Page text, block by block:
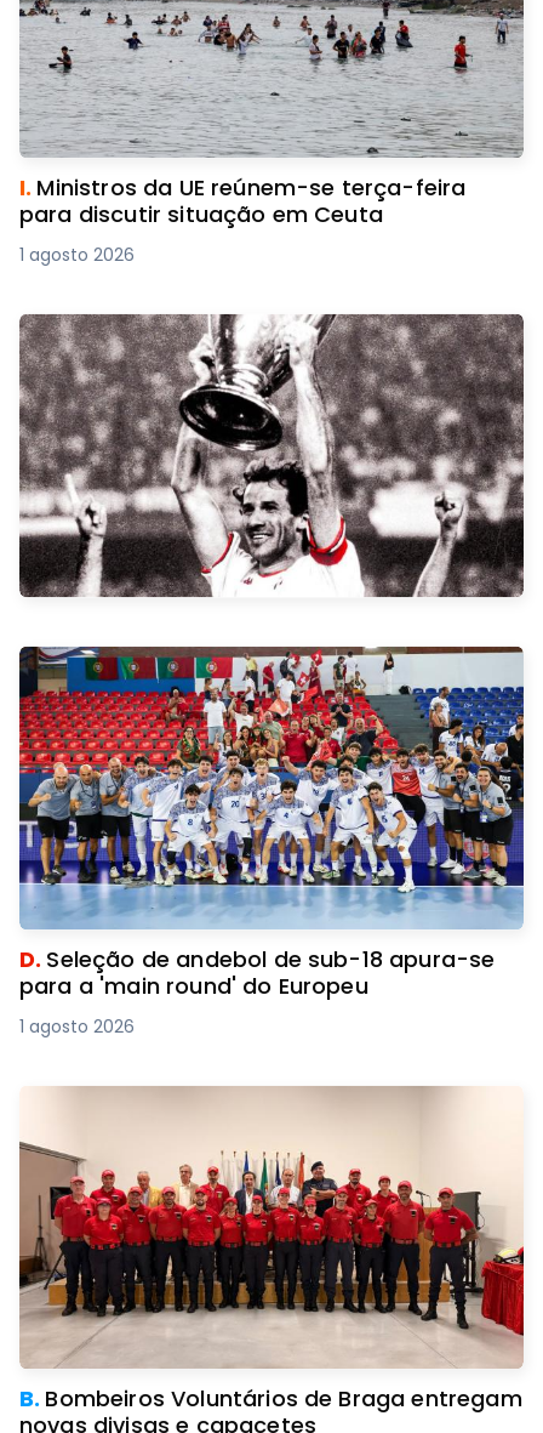
I. Ministros da UE reúnem-se terça-feira
para discutir situação em Ceuta
1 agosto 2026
D. Seleção de andebol de sub-18 apura-se
para a 'main round' do Europeu
1 agosto 2026
B. Bombeiros Voluntários de Braga entregam
novas divisas e capacetes